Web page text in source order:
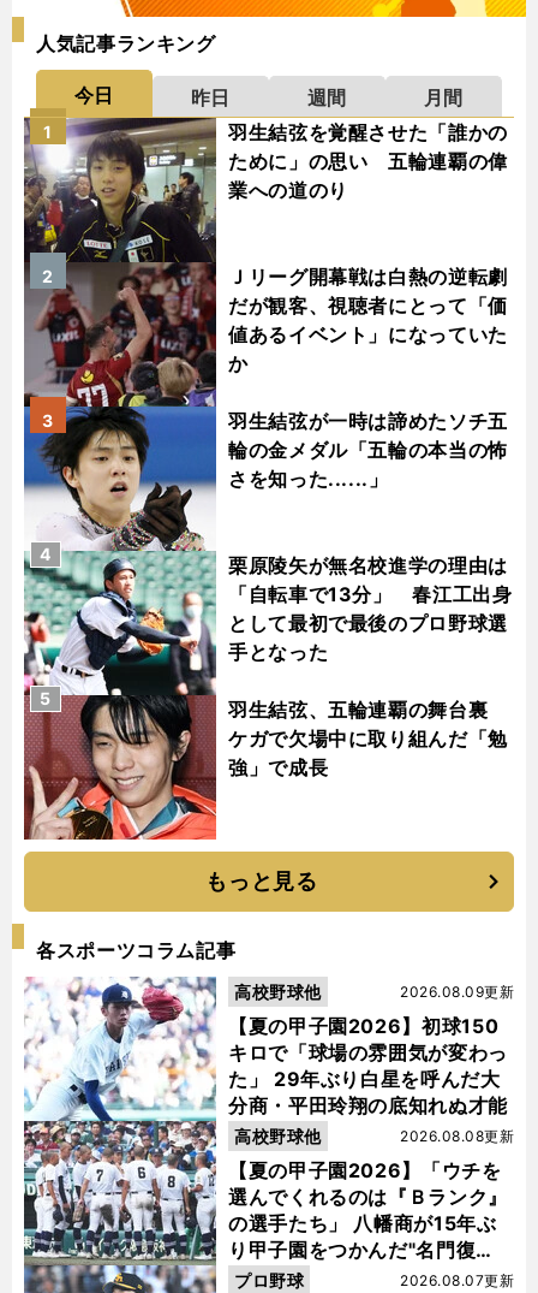
人気記事ランキング
今日 昨日 週間
月間
羽生結弦を覚醒させた「誰かの
ために」の思い 五輪連覇の偉
業への道のり
1
Ｊリーグ開幕戦は白熱の逆転劇
だが観客、視聴者にとって「価
値あるイベント」になっていた
か
2
羽生結弦が一時は諦めたソチ五
輪の金メダル「五輪の本当の怖
さを知った......」
3
栗原陵矢が無名校進学の理由は
「自転車で13分」 春江工出身
として最初で最後のプロ野球選
手となった
4
羽生結弦、五輪連覇の舞台裏
ケガで欠場中に取り組んだ「勉
強」で成長
5
もっと見る
各スポーツコラム記事
【夏の甲子園2026】初球150
キロで「球場の雰囲気が変わっ
た」 29年ぶり白星を呼んだ大
分商・平田玲翔の底知れぬ才能
2026.08.09更新
高校野球他
【夏の甲子園2026】「ウチを
選んでくれるのは『Ｂランク』
の選手たち」 八幡商が15年ぶ
り甲子園をつかんだ"名門復
活"の舞台裏
2026.08.08更新
高校野球他
2026.08.07更新
プロ野球